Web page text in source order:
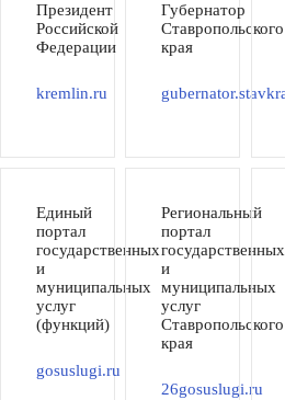
Президент
Российской
Федерации
kremlin.ru
Губернатор
Ставропольского
края
Единый
портал
государственных
и
муниципальных
услуг
(функций)
gosuslugi.ru
Региональный
портал
государственных
и
муниципальных
услуг
Ставропольского
края
26gosuslugi.ru